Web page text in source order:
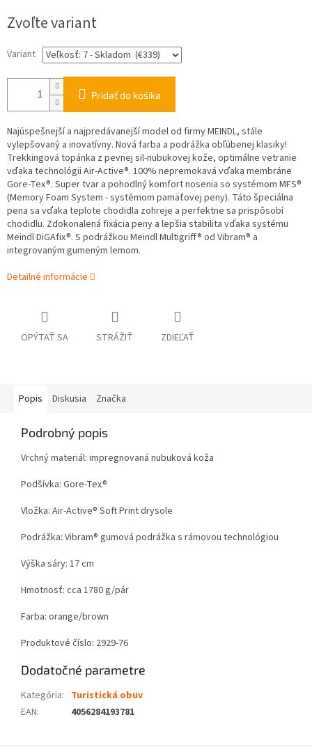
cena:
Zvoľte variant
Variant
Pridať do košíka
Najúspešnejší a najpredávanejší model od firmy MEINDL, stále
vylepšovaný a inovatívny. Nová farba a podrážka obľúbenej klasiky!
Trekkingová topánka z pevnej sil-nubukovej kože, optimálne vetranie
vďaka technológii Air-Active®. 100% nepremokavá vďaka membráne
Gore-Tex®. Super tvar a pohodlný komfort nosenia so systémom MFS®
(Memory Foam System - systémom pamäťovej peny). Táto špeciálna
pena sa vďaka teplote chodidla zohreje a perfektne sa prispôsobí
chodidlu. Zdokonalená fixácia peny a lepšia stabilita vďaka systému
Meindl DiGAfix®. S podrážkou Meindl Multigriff® od Vibram® a
integrovaným gumeným lemom.
Detailné informácie
OPÝTAŤ SA STRÁŽIŤ ZDIEĽAŤ
Popis Diskusia Značka
Podrobný popis
Vrchný materiál: impregnovaná nubuková koža
Podšívka: Gore-Tex®
Vložka: Air-Active® Soft Print drysole
Podrážka: Vibram® gumová podrážka s rámovou technológiou
Výška sáry: 17 cm
Hmotnosť: cca 1780 g/pár
Farba: orange/brown
Produktové číslo: 2929-76
Dodatočné parametre
Kategória: Turistická obuv
EAN: 4056284193781